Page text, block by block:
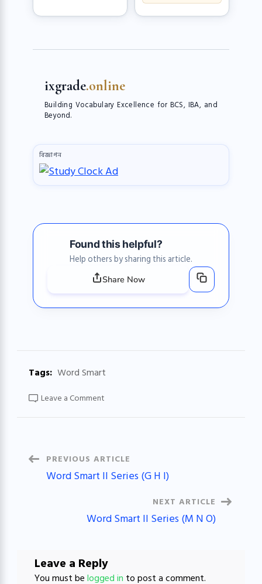
ixgrade.online
Building Vocabulary Excellence for BCS, IBA, and
Beyond.
বিজ্ঞাপন
Found this helpful?
Help others by sharing this article.
Share Now
Tags: Word Smart
Leave a Comment
Smart
II
L)
Post
Navigation
PREVIOUS ARTICLE
Word Smart II Series (G H I)
NEXT ARTICLE
Word Smart II Series (M N O)
Leave a Reply
You must belogged in to post a comment.